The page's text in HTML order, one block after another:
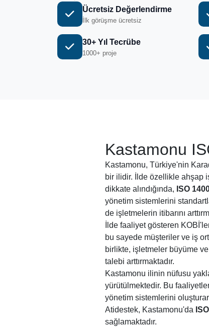
Ücretsiz Değerlendirme
İlk görüşme ücretsiz
30+ Yıl Tecrübe
1000+ proje
Kastamonu
Kastamonu, Türkiye'nin
bir ilidir. İlde özellikle ahşap
dikkate alındığında, ISO
yönetim sistemlerini
de işletmelerin itibarını
İlde faaliyet gösteren
bu sayede müşteriler ve iş
birlikte, işletmeler büyüme
talebi arttırmaktadır.
Kastamonu ilinin nüfusu
yürütülmektedir. Bu
yönetim sistemlerini
Atidestek, Kastamonu'da
sağlamaktadır.